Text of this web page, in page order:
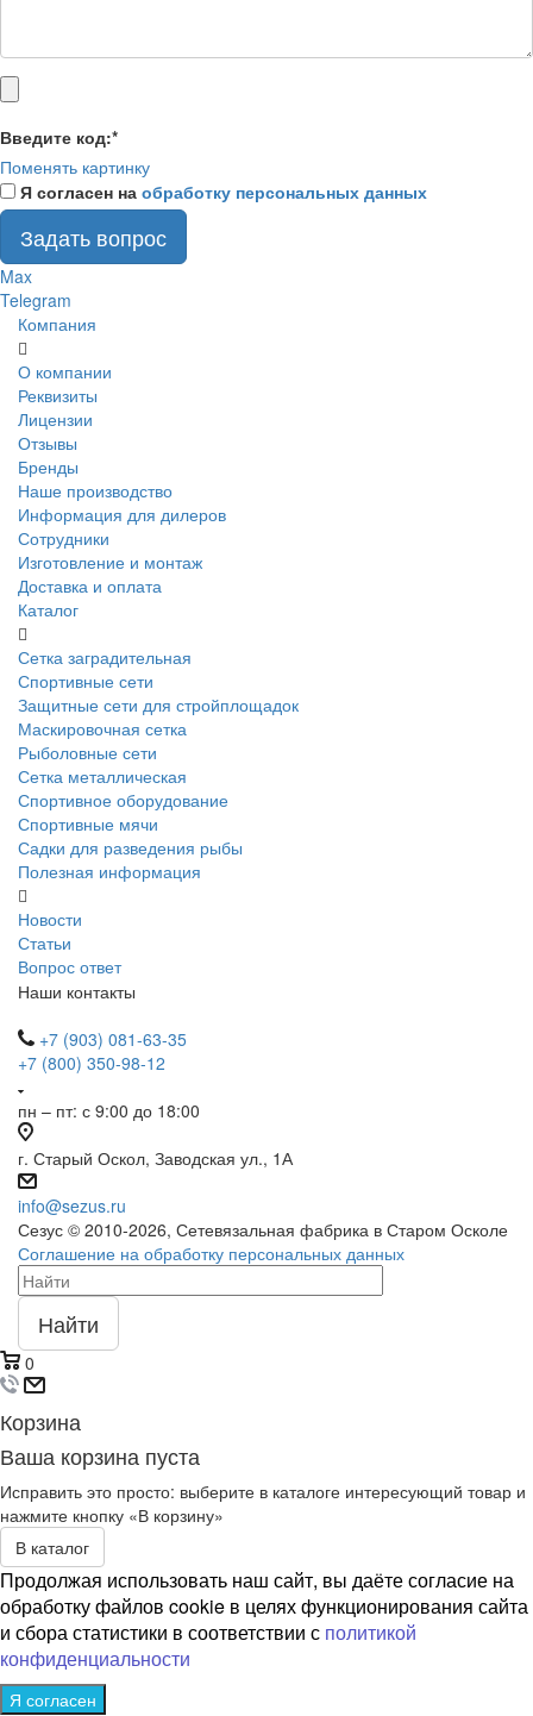
Введите код:*
Поменять картинку
Я согласен на обработку персональных данных
Задать вопрос
Max
Telegram
Компания
О компании
Реквизиты
Лицензии
Отзывы
Бренды
Наше производство
Информация для дилеров
Сотрудники
Изготовление и монтаж
Доставка и оплата
Каталог
Сетка заградительная
Спортивные сети
Защитные сети для стройплощадок
Маскировочная сетка
Рыболовные сети
Сетка металлическая
Спортивное оборудование
Спортивные мячи
Садки для разведения рыбы
Полезная информация
Новости
Статьи
Вопрос ответ
Наши контакты
+7 (903) 081-63-35
+7 (800) 350-98-12
пн – пт: с 9:00 до 18:00
г. Старый Оскол, Заводская ул., 1А
info@sezus.ru
Сезус © 2010-2026, Сетевязальная фабрика в Старом Осколе
Соглашение на обработку персональных данных
Найти
0
Корзина
Ваша корзина пуста
Исправить это просто: выберите в каталоге интересующий товар и
нажмите кнопку «В корзину»
В каталог
Продолжая использовать наш сайт, вы даёте согласие на
обработку файлов cookie в целях функционирования сайта
и сбора статистики в соответствии с политикой
конфиденциальности
Я согласен